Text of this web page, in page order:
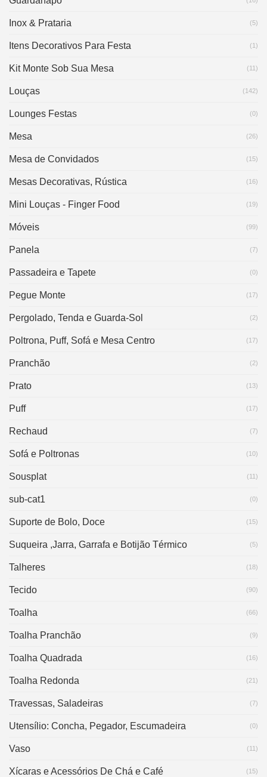
Inox & Prataria (5)
Itens Decorativos Para Festa (1)
Kit Monte Sob Sua Mesa (11)
Louças (142)
Lounges Festas (0)
Mesa (26)
Mesa de Convidados (15)
Mesas Decorativas, Rústica (16)
Mini Louças - Finger Food (19)
Móveis (99)
Panela (7)
Passadeira e Tapete (0)
Pegue Monte (17)
Pergolado, Tenda e Guarda-Sol (2)
Poltrona, Puff, Sofá e Mesa Centro (17)
Pranchão (2)
Prato (13)
Puff (17)
Rechaud (7)
Sofá e Poltronas (10)
Sousplat (11)
sub-cat1 (0)
Suporte de Bolo, Doce (15)
Suqueira ,Jarra, Garrafa e Botijão Térmico (5)
Talheres (18)
Tecido (90)
Toalha (66)
Toalha Pranchão (9)
Toalha Quadrada (16)
Toalha Redonda (21)
Travessas, Saladeiras (7)
Utensílio: Concha, Pegador, Escumadeira (0)
Vaso (11)
Xícaras e Acessórios De Chá e Café (15)